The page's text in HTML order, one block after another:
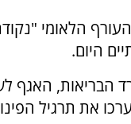
היום.
הבריאות, האגף
את תרגיל